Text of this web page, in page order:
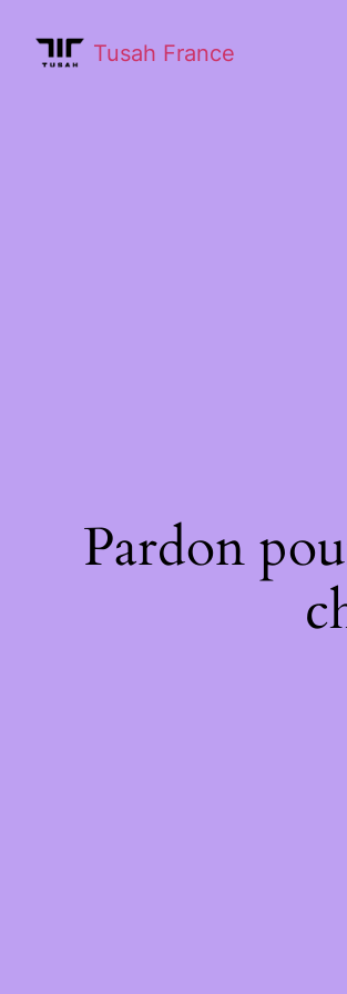
Tusah France
Pardon